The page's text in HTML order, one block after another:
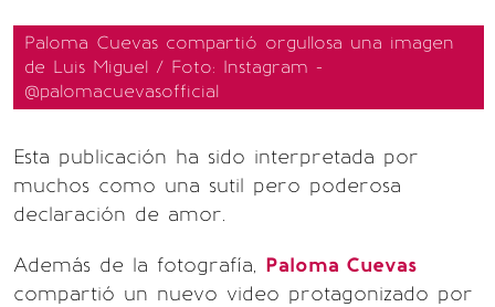
Paloma Cuevas compartió orgullosa una imagen
de Luis Miguel / Foto: Instagram -
@palomacuevasofficial
Esta publicación ha sido interpretada por
muchos como una sutil pero poderosa
declaración de amor.
Además de la fotografía, Paloma Cuevas
compartió un nuevo video protagonizado por